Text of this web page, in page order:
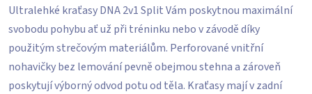
Ultralehké kraťasy DNA 2v1 Split Vám poskytnou maximální
svobodu pohybu ať už při tréninku nebo v závodě díky
použitým strečovým materiálům. Perforované vnitřní
nohavičky bez lemování pevně obejmou stehna a zároveň
poskytují výborný odvod potu od těla. Kraťasy mají v zadní